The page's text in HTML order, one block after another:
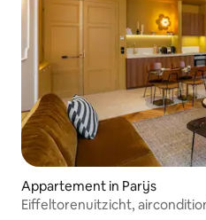
Appartement in Parijs
Eiffeltorenuitzicht,